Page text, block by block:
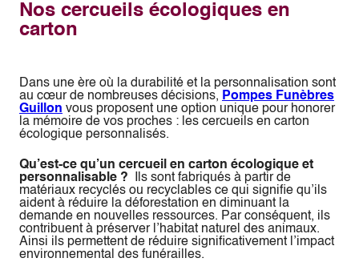
Nos cercueils écologiques en
carton
Dans une ère où la durabilité et la personnalisation sont
au cœur de nombreuses décisions, Pompes Funèbres
Guillon vous proposent une option unique pour honorer
la mémoire de vos proches : les cercueils en carton
écologique personnalisés.
Qu’est-ce qu’un cercueil en carton écologique et
personnalisable ? Ils sont fabriqués à partir de
matériaux recyclés ou recyclables ce qui signifie qu’ils
aident à réduire la déforestation en diminuant la
demande en nouvelles ressources. Par conséquent, ils
contribuent à préserver l’habitat naturel des animaux.
Ainsi ils permettent de réduire significativement l’impact
environnemental des funérailles.